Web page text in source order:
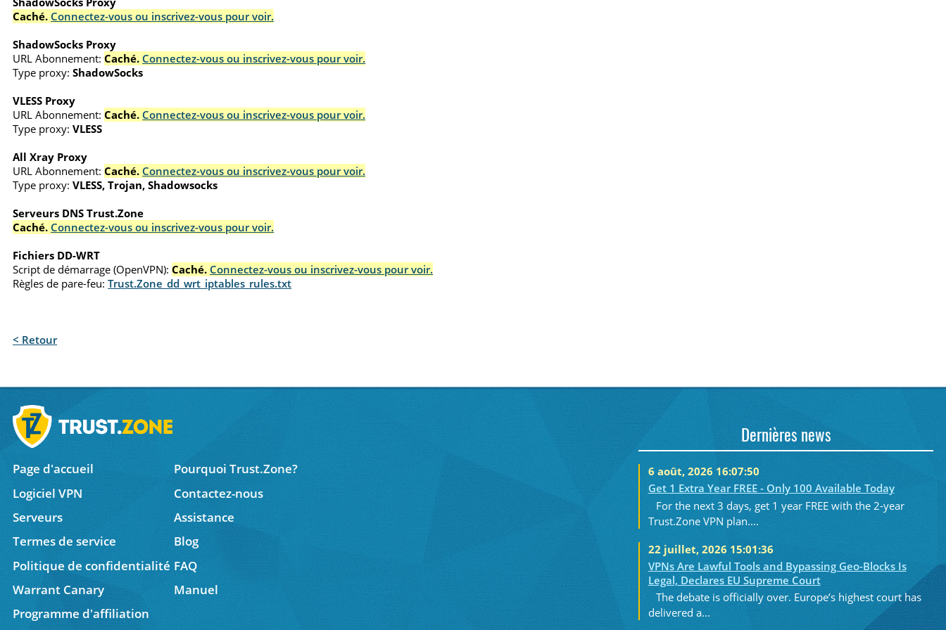
Caché. Connectez-vous ou inscrivez-vous pour voir.
ShadowSocks Proxy
URL Abonnement: Caché. Connectez-vous ou inscrivez-vous pour voir.
Type proxy: ShadowSocks
VLESS Proxy
URL Abonnement: Caché. Connectez-vous ou inscrivez-vous pour voir.
Type proxy: VLESS
All Xray Proxy
URL Abonnement: Caché. Connectez-vous ou inscrivez-vous pour voir.
Type proxy: VLESS, Trojan, Shadowsocks
Serveurs DNS Trust.Zone
Caché. Connectez-vous ou inscrivez-vous pour voir.
Fichiers DD-WRT
Script de démarrage (OpenVPN): Caché. Connectez-vous ou inscrivez-vous pour voir.
Règles de pare-feu: Trust.Zone_dd_wrt_iptables_rules.txt
< Retour
Page d'accueil
Pourquoi Trust.Zone?
Logiciel VPN
Contactez-nous
Serveurs
Assistance
Termes de service
Blog
Politique de confidentialité FAQ
Warrant Canary
Manuel
Programme d'affiliation
Dernières news
6 août, 2026 16:07:50
Get 1 Extra Year FREE - Only 100 Available Today
For the next 3 days, get 1 year FREE with the 2-year
Trust.Zone VPN plan....
22 juillet, 2026 15:01:36
VPNs Are Lawful Tools and Bypassing Geo-Blocks Is
Legal, Declares EU Supreme Court
The debate is officially over. Europe’s highest court has
delivered a...